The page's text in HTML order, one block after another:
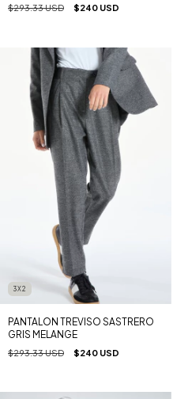
$293.33 USD $240 USD
3X2
PANTALON TREVISO SASTRERO
GRIS MELANGE
$293.33 USD $240 USD